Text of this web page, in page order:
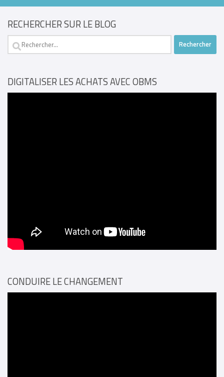
RECHERCHER SUR LE BLOG
Rechercher :
DIGITALISER LES ACHATS AVEC OBMS
CONDUIRE LE CHANGEMENT